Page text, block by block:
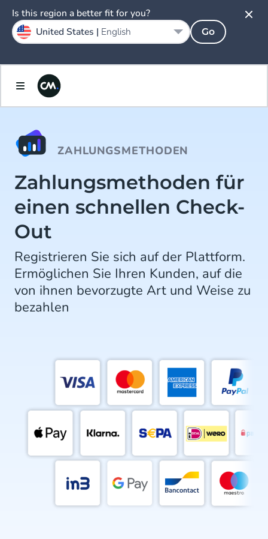
ZAHLUNGSMETHODEN
Zahlungsmethoden für
einen schnellen Check-
Out
Registrieren Sie sich auf der Plattform.
Ermöglichen Sie Ihren Kunden, auf die
von ihnen bevorzugte Art und Weise zu
bezahlen
Is this region a better fit for you?
United States | English Go